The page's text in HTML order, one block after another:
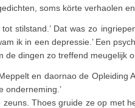
soms körte verhaolen
stilstand.’ Dat was zo
ik in een depressie.’ Een
dingen zo treffend meugelijk
en daornao de Opleiding
onderneming.’
Thoes gruide ze op met